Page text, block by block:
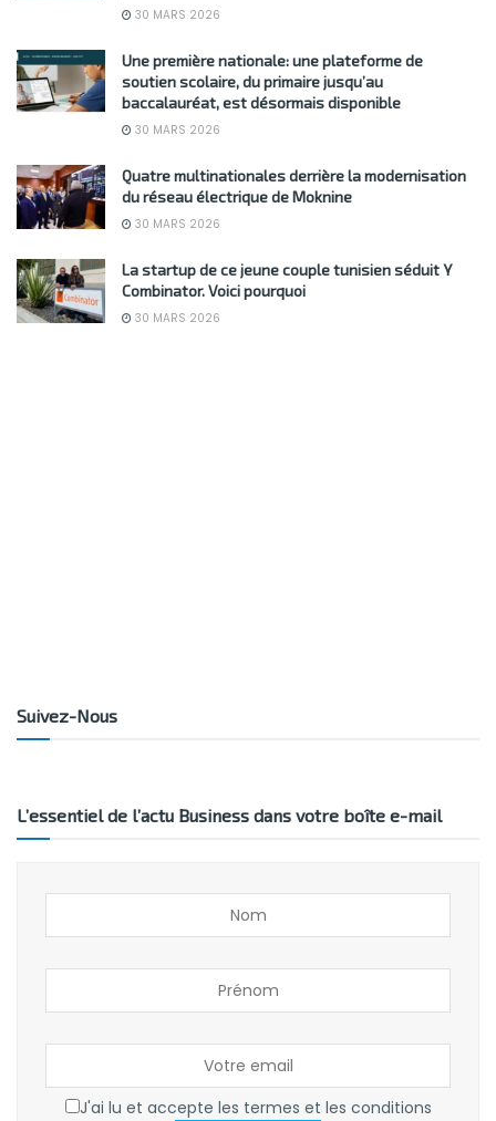
30 MARS 2026
Une première nationale: une plateforme de
soutien scolaire, du primaire jusqu’au
baccalauréat, est désormais disponible
30 MARS 2026
Quatre multinationales derrière la modernisation
du réseau électrique de Moknine
30 MARS 2026
La startup de ce jeune couple tunisien séduit Y
Combinator. Voici pourquoi
30 MARS 2026
Suivez-Nous
L’essentiel de l’actu Business dans votre boîte e-mail
J'ai lu et accepte les termes et les conditions